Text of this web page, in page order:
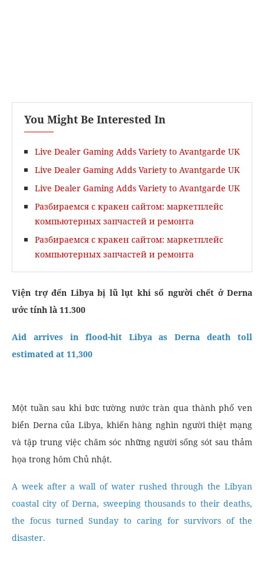
You Might Be Interested In
Live Dealer Gaming Adds Variety to Avantgarde UK
Live Dealer Gaming Adds Variety to Avantgarde UK
Live Dealer Gaming Adds Variety to Avantgarde UK
Разбираемся с кракен сайтом: маркетплейс
компьютерных запчастей и ремонта
Разбираемся с кракен сайтом: маркетплейс
компьютерных запчастей и ремонта
Viện trợ đến Libya bị lũ lụt khi số người chết ở Derna
ước tính là 11.300
Aid arrives in flood-hit Libya as Derna death toll
estimated at 11,300
Một tuần sau khi bức tường nước tràn qua thành phố ven
biển Derna của Libya, khiến hàng nghìn người thiệt mạng
và tập trung việc chăm sóc những người sống sót sau thảm
họa trong hôm Chủ nhật.
A week after a wall of water rushed through the Libyan
coastal city of Derna, sweeping thousands to their deaths,
the focus turned Sunday to caring for survivors of the
disaster.